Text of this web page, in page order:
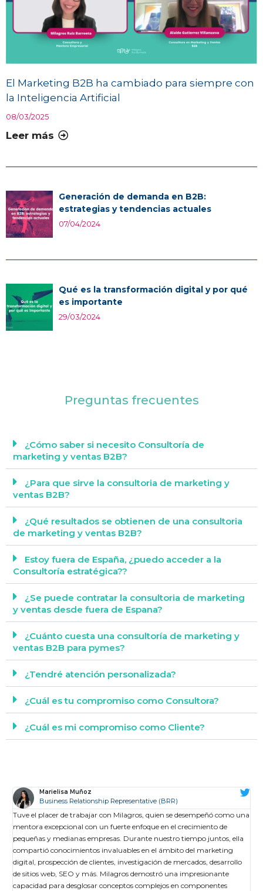
El Marketing B2B ha cambiado para siempre con
la Inteligencia Artificial
08/03/2025
Leer más
Generación de demanda en B2B:
estrategias y tendencias actuales
07/04/2024
Qué es la transformación digital y por qué
es importante
29/03/2024
Preguntas frecuentes
¿Cómo saber si necesito Consultoría de
marketing y ventas B2B?
¿Para que sirve la consultoria de marketing y
ventas B2B?
¿Qué resultados se obtienen de una consultoria
de marketing y ventas B2B?
Estoy fuera de España, ¿puedo acceder a la
Consultoría estratégica??
¿Se puede contratar la consultoria de marketing
y ventas desde fuera de Espana?​
¿Cuánto cuesta una consultoría de marketing y
ventas B2B para pymes?
¿Tendré atención personalizada?
¿Cuál es tu compromiso como Consultora?
¿Cuál es mi compromiso como Cliente?
Marielisa Muñoz
Business Relationship Representative (BRR)
Tuve el placer de trabajar con Milagros, quien se desempeñó como una
mentora excepcional con un fuerte enfoque en el crecimiento de
pequeñas y medianas empresas. Durante nuestro tiempo juntos, ella
compartió conocimientos invaluables en el ámbito del marketing
digital, prospección de clientes, investigación de mercados, desarrollo
de sitios web, SEO y más. Milagros demostró una impresionante
capacidad para desglosar conceptos complejos en componentes